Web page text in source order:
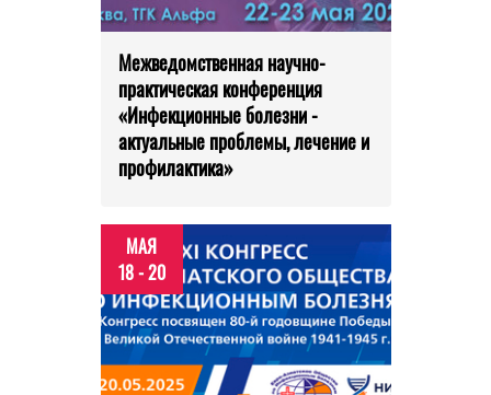
Межведомственная научно-
практическая конференция
«Инфекционные болезни -
актуальные проблемы, лечение и
профилактика»
МАЯ
18 - 20